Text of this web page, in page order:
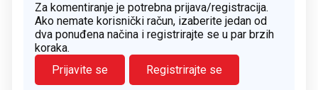
Za komentiranje je potrebna prijava/registracija.
Ako nemate korisnički račun, izaberite jedan od
dva ponuđena načina i registrirajte se u par brzih
koraka.
Prijavite se
Registrirajte se